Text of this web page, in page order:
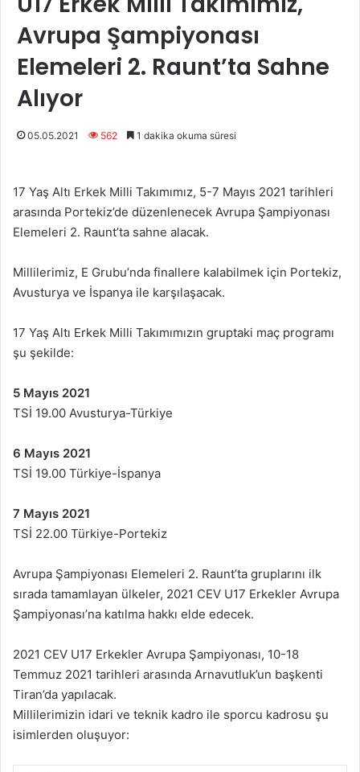
Avrupa Şampiyonası
Elemeleri 2. Raunt’ta Sahne
Alıyor
05.05.2021 562 1 dakika okuma süresi
17 Yaş Altı Erkek Milli Takımımız, 5-7 Mayıs 2021 tarihleri
arasında Portekiz’de düzenlenecek Avrupa Şampiyonası
Elemeleri 2. Raunt’ta sahne alacak.
Millilerimiz, E Grubu’nda finallere kalabilmek için Portekiz,
Avusturya ve İspanya ile karşılaşacak.
17 Yaş Altı Erkek Milli Takımımızın gruptaki maç programı
şu şekilde:
5 Mayıs 2021
TSİ 19.00 Avusturya-Türkiye
6 Mayıs 2021
TSİ 19.00 Türkiye-İspanya
7 Mayıs 2021
TSİ 22.00 Türkiye-Portekiz
Avrupa Şampiyonası Elemeleri 2. Raunt’ta gruplarını ilk
sırada tamamlayan ülkeler, 2021 CEV U17 Erkekler Avrupa
Şampiyonası’na katılma hakkı elde edecek.
2021 CEV U17 Erkekler Avrupa Şampiyonası, 10-18
Temmuz 2021 tarihleri arasında Arnavutluk’un başkenti
Tiran’da yapılacak.
Millilerimizin idari ve teknik kadro ile sporcu kadrosu şu
isimlerden oluşuyor: